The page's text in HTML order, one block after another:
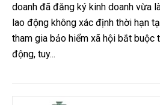
doanh đã đăng ký kinh doanh vừa
lao động không xác định thời hạn
tham gia bảo hiểm xã hội bắt buộc
động, tuy...